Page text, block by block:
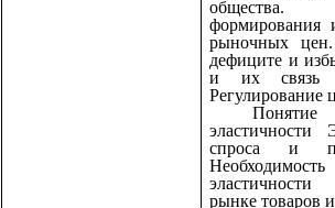
общества.
формирования
рыночных
дефиците и
и их связь
Регулирование
эластичности
спроса и
рынке товаров